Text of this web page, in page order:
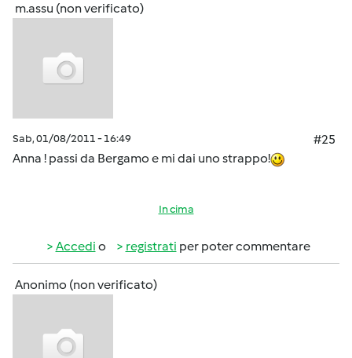
m.assu (non verificato)
Sab, 01/08/2011 - 16:49
#25
Anna ! passi da Bergamo e mi dai uno strappo!
In cima
Accedi o registrati per poter commentare
Anonimo (non verificato)